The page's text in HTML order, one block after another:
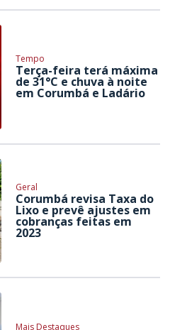
Tempo
Terça-feira terá máxima
de 31°C e chuva à noite
em Corumbá e Ladário
Geral
Corumbá revisa Taxa do
Lixo e prevê ajustes em
cobranças feitas em
2023
Mais Destaques